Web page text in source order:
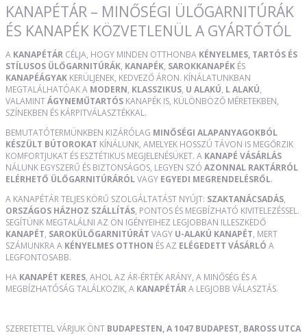
KANAPÉTÁR – MINŐSÉGI ÜLŐGARNITÚRÁK
ÉS KANAPÉK KÖZVETLENÜL A GYÁRTÓTÓL
A KANAPÉTÁR CÉLJA, HOGY MINDEN OTTHONBA KÉNYELMES, TARTÓS ÉS
STÍLUSOS ÜLŐGARNITÚRÁK, KANAPÉK, SAROKKANAPÉK ÉS
KANAPÉÁGYAK KERÜLJENEK, KEDVEZŐ ÁRON. KÍNÁLATUNKBAN
MEGTALÁLHATÓAK A MODERN, KLASSZIKUS, U ALAKÚ, L ALAKÚ,
VALAMINTÁGYNEMŰTARTÓS KANAPÉK IS, KÜLÖNBÖZŐ MÉRETEKBEN,
SZÍNEKBEN ÉS KÁRPITVÁLASZTÉKKAL.
BEMUTATÓTERMÜNKBEN KIZÁRÓLAG MINŐSÉGI ALAPANYAGOKBÓL
KÉSZÜLT BÚTOROKAT KÍNÁLUNK, AMELYEK HOSSZÚ TÁVON IS MEGŐRZIK
KOMFORTJUKAT ÉS ESZTÉTIKUS MEGJELENÉSÜKET. A KANAPÉ VÁSÁRLÁS
NÁLUNK EGYSZERŰ ÉS BIZTONSÁGOS, LEGYEN SZÓ AZONNAL RAKTÁRRÓL
ELÉRHETŐ ÜLŐGARNITÚRÁRÓLVAGY EGYEDI MEGRENDELÉSRŐL.
A KANAPÉTÁR TELJES KÖRŰ SZOLGÁLTATÁST NYÚJT: SZAKTANÁCSADÁS,
ORSZÁGOS HÁZHOZ SZÁLLÍTÁS, PONTOS ÉS MEGBÍZHATÓ KIVITELEZÉSSEL.
SEGÍTÜNK MEGTALÁLNI AZ ÖN IGÉNYEIHEZ LEGJOBBAN ILLESZKEDŐ
KANAPÉT, SAROKÜLŐGARNITÚRÁT VAGY U-ALAKÚ KANAPÉT, MERT
SZÁMUNKRA A KÉNYELMES OTTHON ÉS AZ ELÉGEDETT VÁSÁRLÓ A
LEGFONTOSABB.
HA KANAPÉT KERES, AHOL AZ ÁR-ÉRTÉK ARÁNY, A MINŐSÉG ÉS A
MEGBÍZHATÓSÁG TALÁLKOZIK, A KANAPÉTÁRA LEGJOBB VÁLASZTÁS.
SZERETETTEL VÁRJUK ÖNT BUDAPESTEN, A 1047 BUDAPEST, BAROSS UTCA